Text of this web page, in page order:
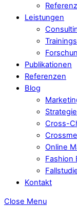
Leistungen
Trainings
Publikationen
Referenzen
Blog
Strategie
Cross-
Online
Fashion
Kontakt
Close Menu